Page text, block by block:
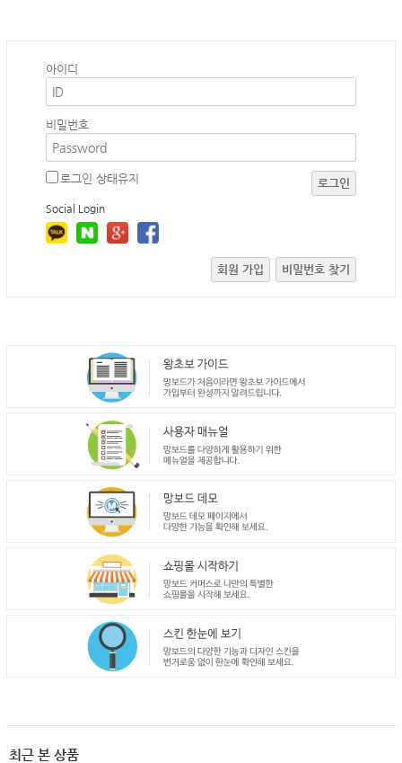
아이디
비밀번호
로그인 상태유지 로그인
Social Login
회원 가입 비밀번호 찾기
최근 본 상품